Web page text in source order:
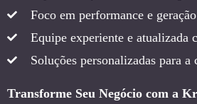
Foco em performance e
Equipe experiente e atualizada
Soluções personalizadas para a
Transforme Seu Negócio com a